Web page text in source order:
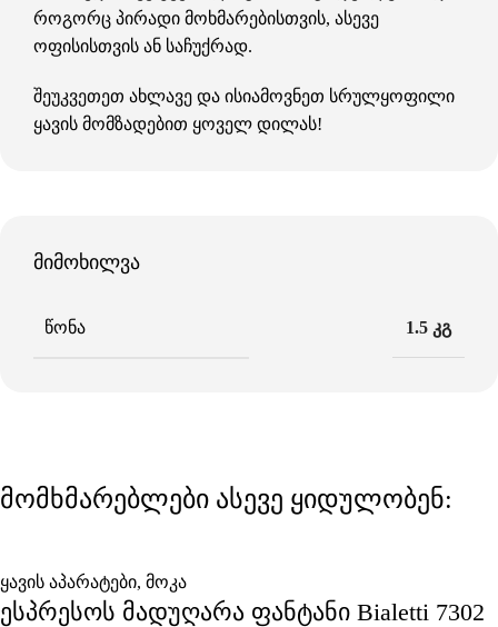
როგორც პირადი მოხმარებისთვის, ასევე
ოფისისთვის ან საჩუქრად.
შეუკვეთეთ ახლავე და ისიამოვნეთ სრულყოფილი
ყავის მომზადებით ყოველ დილას!
მიმოხილვა
ᲬᲝᲜᲐ 1.5 კგ
მომხმარებლები ასევე ყიდულობენ:
ყავის აპარატები, მოკა
ესპრესოს მადუღარა ფანტანი Bialetti 7302